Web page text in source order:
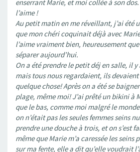
enserrant Marie, et moi collée à son
l’aime !
Au petit matin en me réveillant, j’ai été
que mon chéri coquinait déjà avec
l’aime vraiment bien, heureusement
séparer aujourd’hui.
On a été prendre le petit déj en salle, il
mais tous nous regardaient, ils
quelque chose! Après on a été se
plage, même moi! J’ai prêté un bikini à
que le bas, comme moi malgré le
on n’était pas les seules femmes seins
prendre une douche à trois, et on s’est
même que Marie m’a caressée les seins
sur ma fente, elle a dit qu’elle voudrait